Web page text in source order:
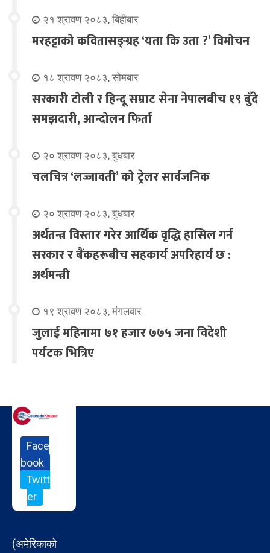
२१ श्रावण २०८३, बिहीबार
मरहट्टाको कवितासङ्ग्रह ‘यता कि उता ?’ विमोचन
१८ श्रावण २०८३, सोमबार
सरकारी टोली र हिन्दू सम्राट सेना नेपालबीच १९ बुँदे
समझदारी, आन्दोलन फिर्ता
२० श्रावण २०८३, बुधबार
चलचित्र ‘लज्जावती’ को ट्रेलर सार्वजनिक
२० श्रावण २०८३, बुधबार
अर्थतन्त्र विस्तार गरेर आर्थिक वृद्धि हासिल गर्न
सरकार र बैंकहरूबीच सहकार्य अपरिहार्य छ :
अर्थमन्त्री
१९ श्रावण २०८३, मंगलवार
जुलाई महिनामा ७१ हजार ७७५ जना विदेशी
पर्यटक भित्रिए
Face
book
Twitt
er
(अमेरिकाको